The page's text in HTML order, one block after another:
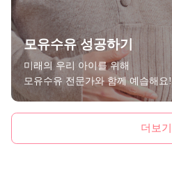
모유수유 성공하기
미래의 우리 아이를 위해
모유수유 전문가와 함께 예습해요!
더보기